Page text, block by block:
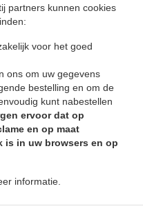
partners kunnen cookies
voor het goed
ons om uw gegevens
bestelling en om de
kunt nabestellen
ervoor dat op
en op maat
is in uw browsers en op
informatie.
bezorgen Altomünster Teufelsberg
bezorgen Sielenbach Gollenhof
.
. Indiaas eten bezorgen Dasing
. Indiaas eten bezorgen Dasing
. Indiaas eten bezorgen Schiltberg
Allenberg Indiaas eten bezorgen
Bergen . Indiaas eten bezorgen
Schiltberg
Gachenbach